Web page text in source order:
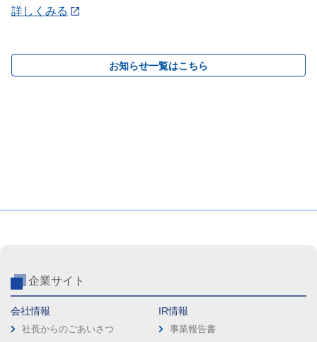
詳しくみる
お知らせ一覧はこちら
企業サイト
会社情報
社長からのごあいさつ
IR情報
事業報告書